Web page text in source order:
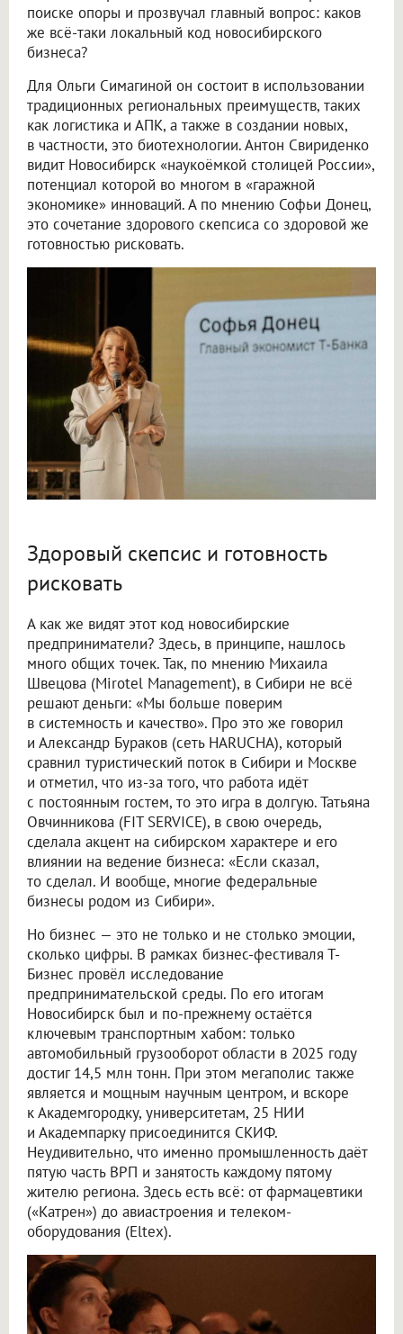
поиске опоры и прозвучал главный вопрос: каков
же всё-таки локальный код новосибирского
бизнеса?
Для Ольги Симагиной он состоит в использовании
традиционных региональных преимуществ, таких
как логистика и АПК, а также в создании новых,
в частности, это биотехнологии. Антон Свириденко
видит Новосибирск «наукоёмкой столицей России»,
потенциал которой во многом в «гаражной
экономике» инноваций. А по мнению Софьи Донец,
это сочетание здорового скепсиса со здоровой же
готовностью рисковать.
Здоровый скепсис и готовность
рисковать
А как же видят этот код новосибирские
предприниматели? Здесь, в принципе, нашлось
много общих точек. Так, по мнению Михаила
Швецова (Mirotel Management), в Сибири не всё
решают деньги: «Мы больше поверим
в системность и качество». Про это же говорил
и Александр Бураков (сеть HARUCHA), который
сравнил туристический поток в Сибири и Москве
и отметил, что из-за того, что работа идёт
с постоянным гостем, то это игра в долгую. Татьяна
Овчинникова (FIT SERVICE), в свою очередь,
сделала акцент на сибирском характере и его
влиянии на ведение бизнеса: «Если сказал,
то сделал. И вообще, многие федеральные
бизнесы родом из Сибири».
Но бизнес — это не только и не столько эмоции,
сколько цифры. В рамках бизнес-фестиваля Т-
Бизнес провёл исследование
предпринимательской среды. По его итогам
Новосибирск был и по-прежнему остаётся
ключевым транспортным хабом: только
автомобильный грузооборот области в 2025 году
достиг 14,5 млн тонн. При этом мегаполис также
является и мощным научным центром, и вскоре
к Академгородку, университетам, 25 НИИ
и Академпарку присоединится СКИФ.
Неудивительно, что именно промышленность даёт
пятую часть ВРП и занятость каждому пятому
жителю региона. Здесь есть всё: от фармацевтики
(«Катрен») до авиастроения и телеком-
оборудования (Eltex).